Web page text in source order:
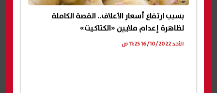
بسبب ارتفاع أسعار الأعلاف.. القصة الكاملة
لظاهرة إعدام ملايين «الكتاكيت»
الأحد 16/10/2022 11:25 ص